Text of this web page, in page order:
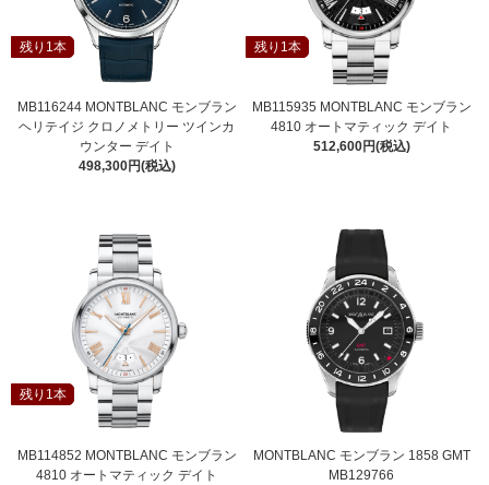
残り1本
MB116244 MONTBLANC モンブラン
ヘリテイジ クロノメトリー ツインカ
ウンター デイト
498,300円(税込)
残り1本
MB115935 MONTBLANC モンブラン
4810 オートマティック デイト
512,600円(税込)
残り1本
MB114852 MONTBLANC モンブラン
4810 オートマティック デイト
MONTBLANC モンブラン 1858 GMT
MB129766